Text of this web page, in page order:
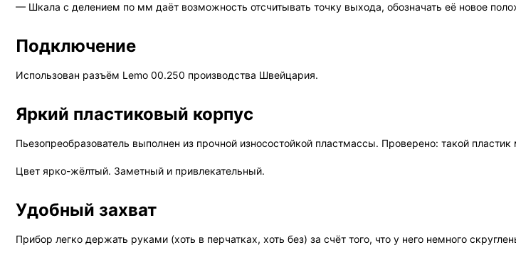
— Шкала с делением по мм даёт возможность отсчитывать точку выхода, обозначать её новое
Подключение
Использован разъём Lemo 00.250 производства Швейцария.
Яркий пластиковый корпус
Пьезопреобразователь выполнен из прочной износостойкой пластмассы. Проверено: такой
Цвет ярко-жёлтый. Заметный и привлекательный.
Удобный захват
Прибор легко держать руками (хоть в перчатках, хоть без) за счёт того, что у него немного